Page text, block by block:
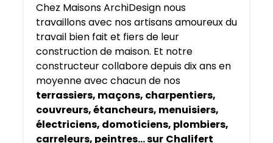
Chez Maisons ArchiDesign nous
travaillons avec nos artisans amoureux du
travail bien fait et fiers de leur
construction de maison. Et notre
constructeur collabore depuis dix ans en
moyenne avec chacun de nos
terrassiers, maçons, charpentiers,
couvreurs, étancheurs, menuisiers,
électriciens, domoticiens, plombiers,
carreleurs, peintres… sur Chalifert